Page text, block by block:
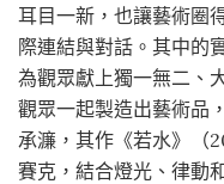
耳目一新，也讓藝術圈
際連結與對話。其中的
為觀眾獻上獨一無二、
觀眾一起製造出藝術品
承濂，其作《若水》（
賽克，結合燈光、律動